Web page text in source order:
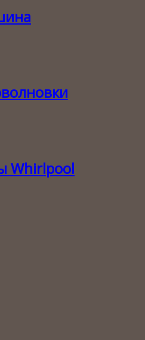
Whirlpool